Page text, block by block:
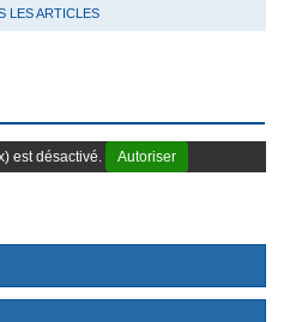
LES ARTICLES
est désactivé. Autoriser